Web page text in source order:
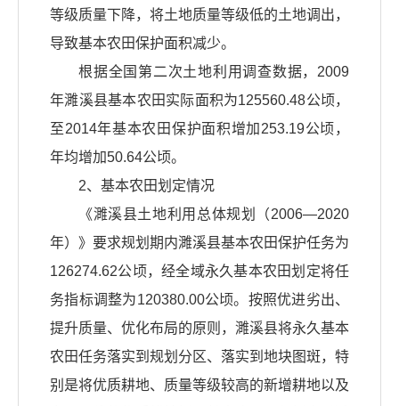
等级质量下降，将土地质量等级低的土地调出，
导致基本农田保护面积减少。
根据全国第二次土地利用调查数据，2009
年濉溪县基本农田实际面积为125560.48公顷，
至2014年基本农田保护面积增加253.19公顷，
年均增加50.64公顷。
2、基本农田划定情况
《濉溪县土地利用总体规划（2006—2020
年）》要求规划期内濉溪县基本农田保护任务为
126274.62公顷，经全域永久基本农田划定将任
务指标调整为120380.00公顷。按照优进劣出、
提升质量、优化布局的原则，濉溪县将永久基本
农田任务落实到规划分区、落实到地块图斑，特
别是将优质耕地、质量等级较高的新增耕地以及